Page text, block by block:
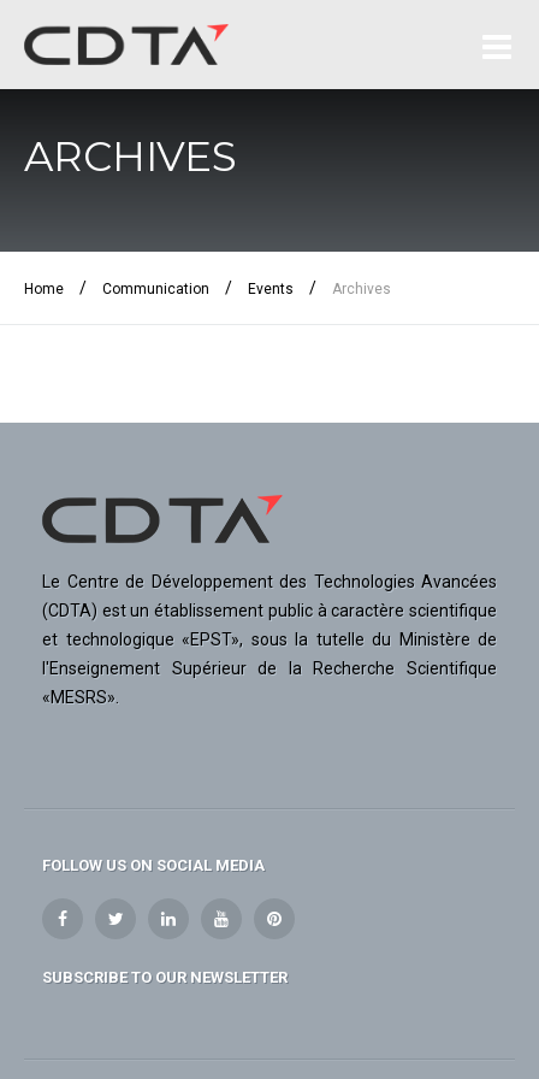
ARCHIVES
Home / Communication / Events / Archives
Le Centre de Développement des Technologies Avancées
(CDTA) est un établissement public à caractère scientifique
et technologique «EPST», sous la tutelle du Ministère de
l'Enseignement Supérieur de la Recherche Scientifique
«MESRS».
FOLLOW US ON SOCIAL MEDIA
SUBSCRIBE TO OUR NEWSLETTER